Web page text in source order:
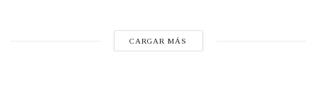
CARGAR MÁS